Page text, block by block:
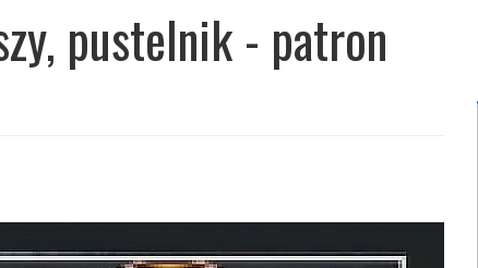
pustelnik - patron